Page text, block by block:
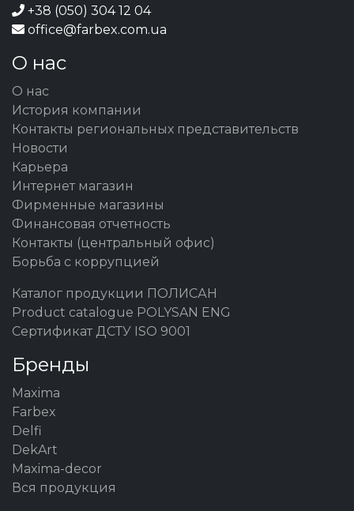
+38 (050) 304 12 04
office@farbex.com.ua
О нас
О нас
История компании
Контакты региональных представительств
Новости
Карьера
Интернет магазин
Фирменные магазины
Финансовая отчетность
Контакты (центральный офис)
Борьба с коррупцией
Каталог продукции ПОЛИСАН
Product catalogue POLYSAN ENG
Сертификат ДСТУ ISO 9001
Бренды
Maxima
Farbex
Delfi
DekArt
Maxima-decor
Вся продукция